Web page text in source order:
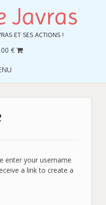
Javras
ET SES ACTIONS !
€
enter your username
a link to create a